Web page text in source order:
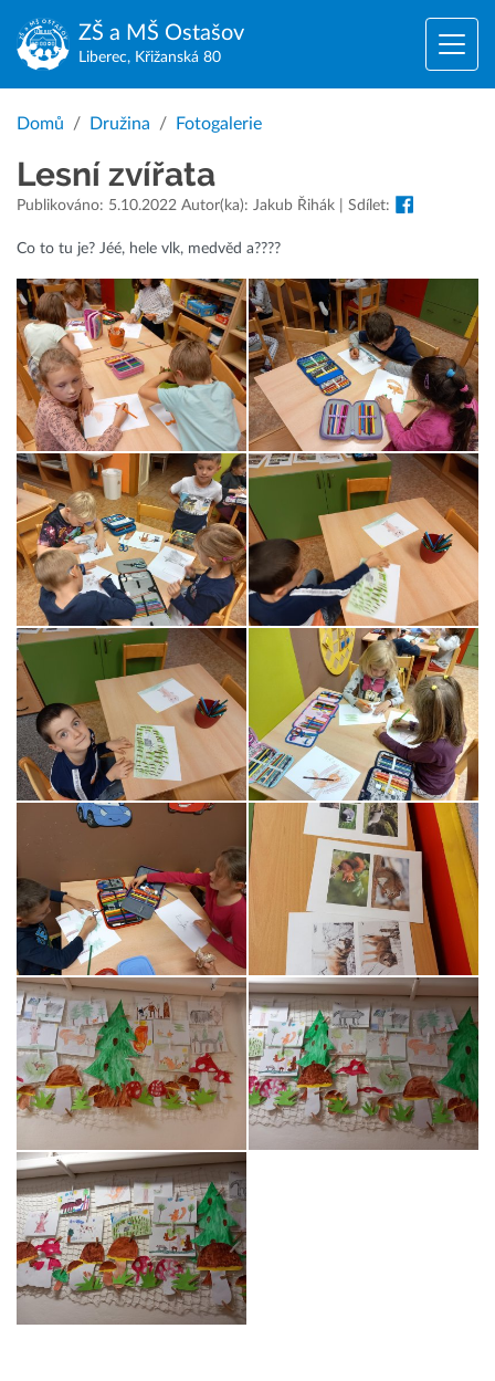
ZŠ a MŠ Ostašov
Liberec, Křižanská 80
Domů Družina Fotogalerie
Lesní zvířata
Publikováno: 5.10.2022 Autor(ka): Jakub Řihák | Sdílet:
Co to tu je? Jéé, hele vlk, medvěd a????